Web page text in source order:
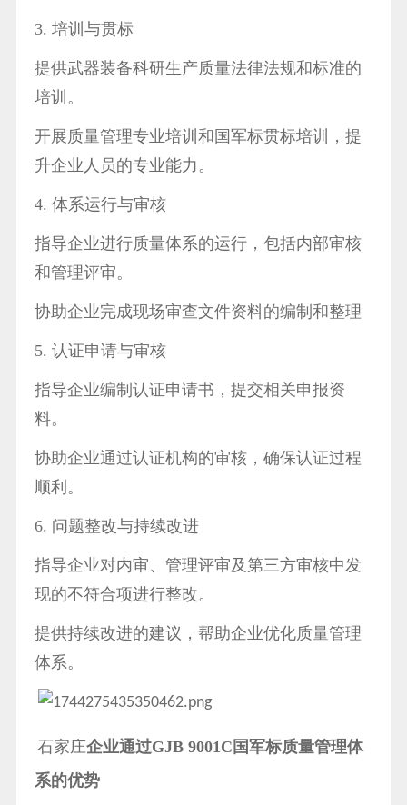
3. 培训与贯标
提供武器装备科研生产质量法律法规和标准的
培训。
开展质量管理专业培训和国军标贯标培训，提
升企业人员的专业能力。
4. 体系运行与审核
指导企业进行质量体系的运行，包括内部审核
和管理评审。
协助企业完成现场审查文件资料的编制和整理
5. 认证申请与审核
指导企业编制认证申请书，提交相关申报资
料。
协助企业通过认证机构的审核，确保认证过程
顺利。
6. 问题整改与持续改进
指导企业对内审、管理评审及第三方审核中发
现的不符合项进行整改。
提供持续改进的建议，帮助企业优化质量管理
体系。
石家庄企业通过GJB 9001C国军标质量管理体
系的优势